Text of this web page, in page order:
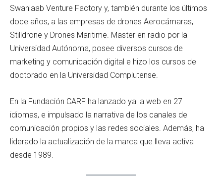
Swanlaab Venture Factory y, también durante los últimos
doce años, a las empresas de drones Aerocámaras,
Stilldrone y Drones Maritime. Master en radio por la
Universidad Autónoma, posee diversos cursos de
marketing y comunicación digital e hizo los cursos de
doctorado en la Universidad Complutense.
En la Fundación CARF ha lanzado ya la web en 27
idiomas, e impulsado la narrativa de los canales de
comunicación propios y las redes sociales. Además, ha
liderado la actualización de la marca que lleva activa
desde 1989.